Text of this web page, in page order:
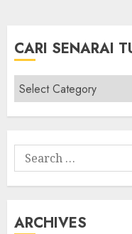
CARI SENARAI
Cari
Senarai
Tumbuhan
Search
for:
ARCHIVES